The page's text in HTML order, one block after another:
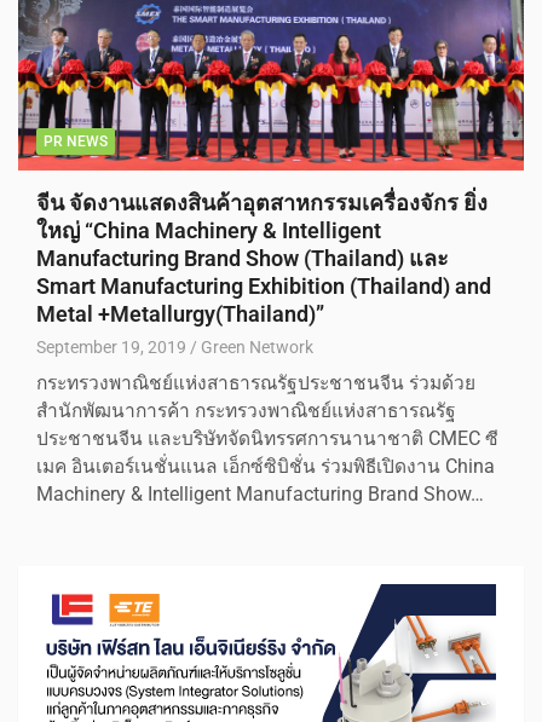
PR NEWS
จีน จัดงานแสดงสินค้าอุตสาหกรรมเครื่องจักร ยิ่ง
ใหญ่ “China Machinery & Intelligent
Manufacturing Brand Show (Thailand) และ
Smart Manufacturing Exhibition (Thailand) and
Metal +Metallurgy(Thailand)”
September 19, 2019 Green Network
กระทรวงพาณิชย์แห่งสาธารณรัฐประชาชนจีน ร่วมด้วย
สำนักพัฒนาการค้า กระทรวงพาณิชย์แห่งสาธารณรัฐ
ประชาชนจีน และบริษัทจัดนิทรรศการนานาชาติ CMEC ซี
เมค อินเตอร์เนชั่นแนล เอ็กซ์ซิบิชั่น ร่วมพิธีเปิดงาน China
Machinery & Intelligent Manufacturing Brand Show…